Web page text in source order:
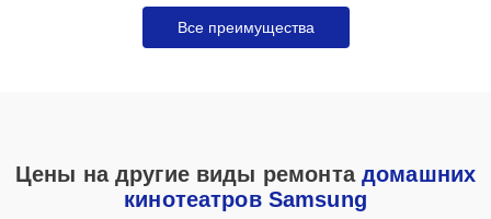
Все преимущества
Цены на другие виды ремонта домашних
кинотеатров Samsung